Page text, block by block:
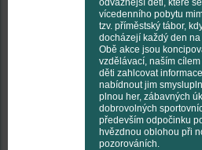
odvážnější děti, které
vícedenního pobytu
tzv. příměstský tábor,
docházejí každý den
Obě akce jsou
vzdělávací, naším
děti zahlcovat
nabídnout jim
plnou her, zábavných
dobrovolných
především odpočinku
hvězdnou oblohou při
pozorováních.